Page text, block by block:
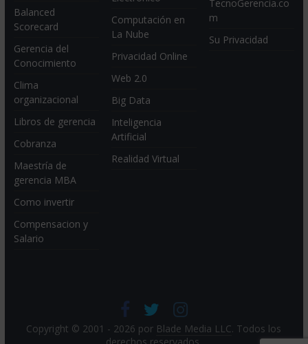
Balanced
Scorecard
Gerencia del
Conocimiento
Clima
organizacional
Libros de gerencia
Cobranza
Maestría de
gerencia MBA
Como invertir
Compensacion y
Salario
Computación en
La Nube
Privacidad Online
Web 2.0
Big Data
Inteligencia
Artificial
Realidad Virtual
TecnoGerencia.co
m
Su Privacidad
Copyright © 2001 - 2026 por Blade Media LLC. Todos los